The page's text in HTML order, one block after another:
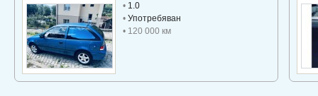
• 1.0
• Употребяван
• 120 000 км